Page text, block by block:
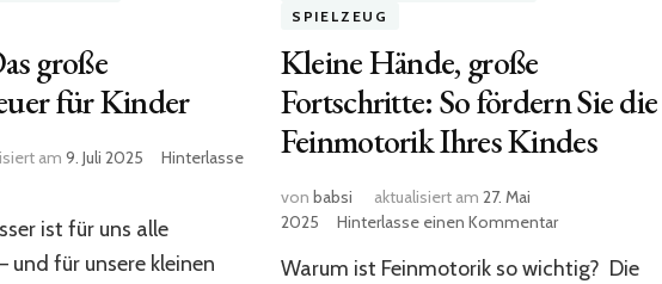
große
für Kinder
am9. Juli 2025
Hinterlasse
–
Das
ist für uns alle
und für unsere kleinen
SPIELZEUG
Kleine Hände, große
Fortschritte: So fördern Sie die
Feinmotorik Ihres Kindes
von babsi aktualisiert am 27. Mai
2025
Hinterlasse einen Kommentarzu
Hände,
Warum ist Feinmotorik so wichtig? Die